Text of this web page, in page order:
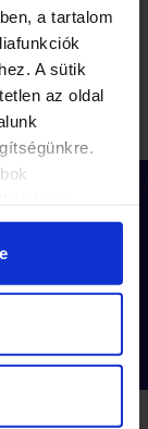
a tartalom
A sütik
az oldal
Adatkezelési